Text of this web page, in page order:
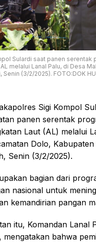
Sulardi saat panen serentak
melalui Lanal Palu, di Desa
(3/2/2025). FOTO:DOK
Sigi Kompol
panen serentak
Laut (AL) melalui
Dolo, Kabupaten
Senin (3/2/2025).
bagian dari
nasional untuk
kemandirian pangan
itu, Komandan Lanal
mengatakan bahwa